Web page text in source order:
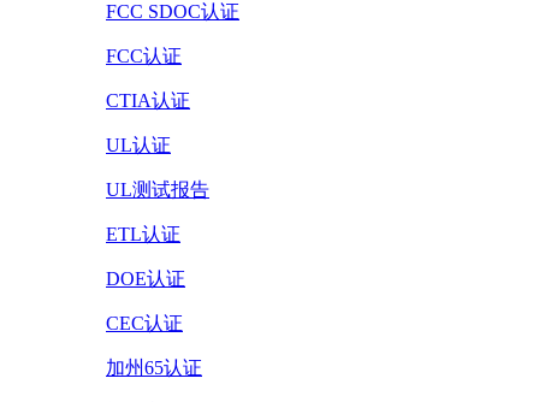
FCC SDOC认证
FCC认证
CTIA认证
UL认证
UL测试报告
ETL认证
DOE认证
CEC认证
加州65认证